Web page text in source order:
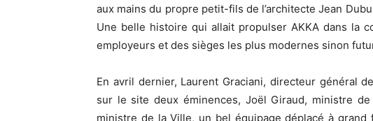
aux mains du propre petit-fils de l’architecte Jean
Une belle histoire qui allait propulser AKKA dans la
employeurs et des sièges les plus modernes sinon
En avril dernier, Laurent Graciani, directeur général
sur le site deux éminences, Joël Giraud, ministre
ministre de la Ville, un bel équipage déplacé à